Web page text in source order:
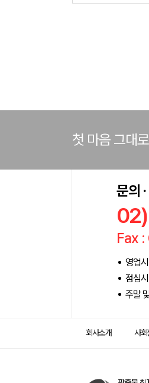
첫 마음 그대
문의
Fax
영업
점심
주말
회사소개 사회